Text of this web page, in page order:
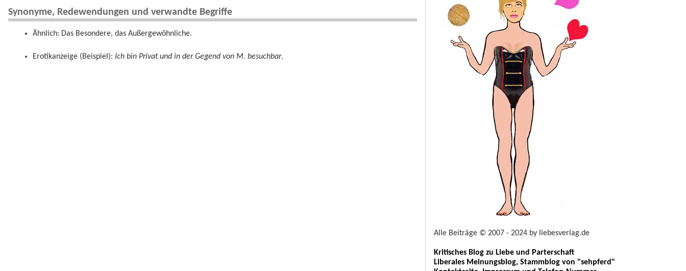
Synonyme, Redewendungen und verwandte Begriffe
Ähnlich: Das Besondere, das Außergewöhnliche.
Erotikanzeige (Beispiel): Ich bin Privat und in der Gegend von M. besuchbar.
Alle Beiträge © 2007 - 2024 by liebesverlag.de
Kritisches Blog zu Liebe und Parterschaft
Liberales Meinungsblog, Stammblog von "sehpferd"